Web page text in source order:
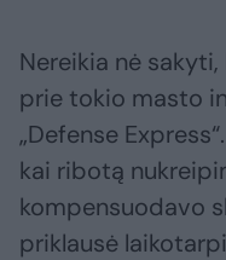
Nereikia nė
prie tokio masto
„Defense
kai ribotą
kompensuodavo
priklausė